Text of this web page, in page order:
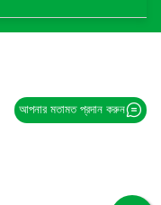
আপনার মতামত প্রদান করুন